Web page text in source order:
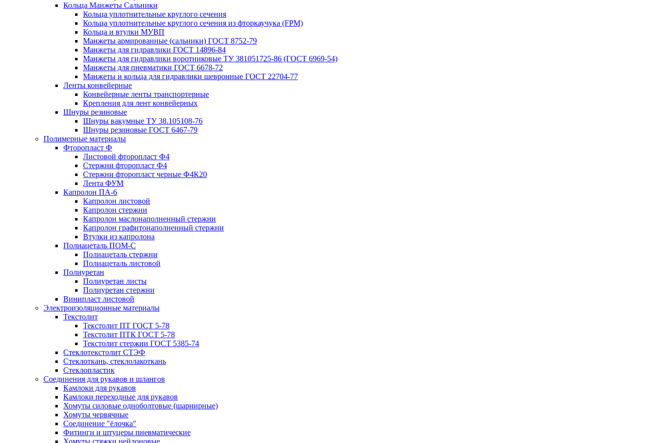
Кольца Манжеты Сальники
Кольца уплотнительные круглого сечения
Кольца уплотнительные круглого сечения из фторкаучука (FPM)
Кольца и втулки МУВП
Манжеты армированные (сальники) ГОСТ 8752-79
Манжеты для гидравлики ГОСТ 14896-84
Манжеты для гидравлики воротниковые ТУ 381051725-86 (ГОСТ 6969-54)
Манжеты для пневматики ГОСТ 6678-72
Манжеты и кольца для гидравлики шевронные ГОСТ 22704-77
Ленты конвейерные
Конвейерные ленты транспортерные
Крепления для лент конвейерных
Шнуры резиновые
Шнуры вакумные ТУ 38.105108-76
Шнуры резиновые ГОСТ 6467-79
Полимерные материалы
Фторопласт Ф
Листовой фторопласт Ф4
Стержни фторопласт Ф4
Стержни фторопласт черные Ф4К20
Лента ФУМ
Капролон ПА-6
Капролон листовой
Капролон стержни
Капролон маслонаполненный стержни
Капролон графитонаполненный стержни
Втулки из капролона
Полиацеталь ПОМ-С
Полиацеталь стержни
Полиацеталь листовой
Полиуретан
Полиуретан листы
Полиуретан стержни
Винипласт листовой
Электроизоляционные материалы
Текстолит
Текстолит ПТ ГОСТ 5-78
Текстолит ПТК ГОСТ 5-78
Текстолит стержни ГОСТ 5385-74
Стеклотекстолит СТЭФ
Стеклоткань, стеклолакоткань
Стеклопластик
Соединения для рукавов и шлангов
Камлоки для рукавов
Камлоки переходные для рукавов
Хомуты силовые одноболтовые (шарнирные)
Хомуты червячные
Соединение "ёлочка"
Фитинги и штуцеры пневматические
Хомуты стяжки нейлоновые